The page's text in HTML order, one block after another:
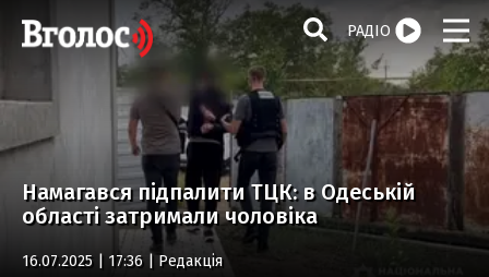
РАДІО
Намагався підпалити ТЦК: в Одеській
області затримали чоловіка
16.07.2025 | 17:36 | Редакція